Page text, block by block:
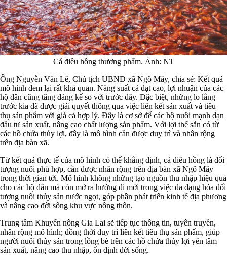
Cá điêu hồng thương phẩm. Ảnh: NT
Ông Nguyễn Văn Lê, Chủ tịch UBND xã Ngô Mây, chia sẻ: Kết quả
mô hình đem lại rất khả quan. Năng suất cá đạt cao, lợi nhuận của các
hộ dân cũng tăng đáng kể so với trước đây. Đặc biệt, những lo lắng
trước kia đã được giải quyết thông qua việc liên kết sản xuất và tiêu
thụ sản phẩm với giá cả hợp lý. Đây là cơ sở để các hộ nuôi mạnh dạn
đầu tư sản xuất, nâng cao chất lượng sản phẩm. Với lợi thế sẵn có từ
các hồ chứa thủy lợi, đây là mô hình cần được duy trì và nhân rộng
trên địa bàn xã.
Từ kết quả thực tế của mô hình có thể khẳng định, cá điêu hồng là đối
tượng nuôi phù hợp, cần được nhân rộng trên địa bàn xã Ngô Mây
trong thời gian tới. Mô hình không những tạo nguồn thu nhập hiệu quả
cho các hộ dân mà còn mở ra hướng đi mới trong việc đa dạng hóa đối
tượng nuôi thủy sản nước ngọt, góp phần phát triển kinh tế địa phương
và nâng cao đời sống khu vực nông thôn.
Trung tâm Khuyến nông Gia Lai sẽ tiếp tục thông tin, tuyên truyền,
nhân rộng mô hình; đồng thời duy trì liên kết tiêu thụ sản phẩm, giúp
người nuôi thủy sản trong lồng bè trên các hồ chứa thủy lợi yên tâm
sản xuất, nâng cao thu nhập, ổn định đời sống.